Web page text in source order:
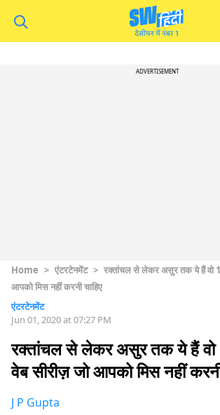
ADVERTISEMENT
Home > एंटरटेनमेंट > रक्तांचल से लेकर असुर तक ये हैं वो
आपको मिस नहीं करनी चाहिए
एंटरटेनमेंट
Jun 01, 2020 at 07:27 PM
रक्तांचल से लेकर असुर तक ये हैं वो
वेब सीरीज़ जो आपको मिस नहीं
J P Gupta